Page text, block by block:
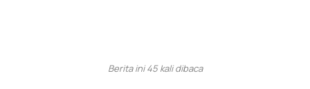
Berita ini 45 kali dibaca